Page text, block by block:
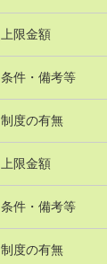
上限金額
条件・備考等
制度の有無
上限金額
条件・備考等
制度の有無